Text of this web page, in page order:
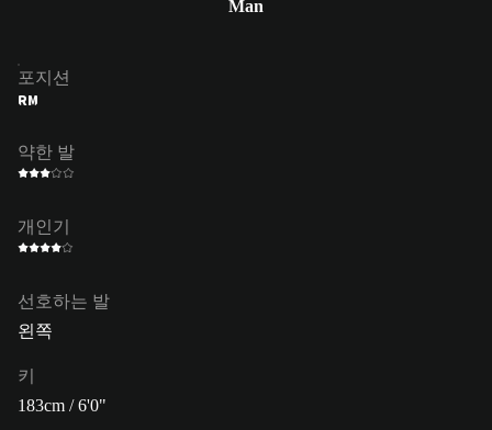
Man
포지션
RM
약한 발
개인기
선호하는 발
왼쪽
키
183cm / 6'0"